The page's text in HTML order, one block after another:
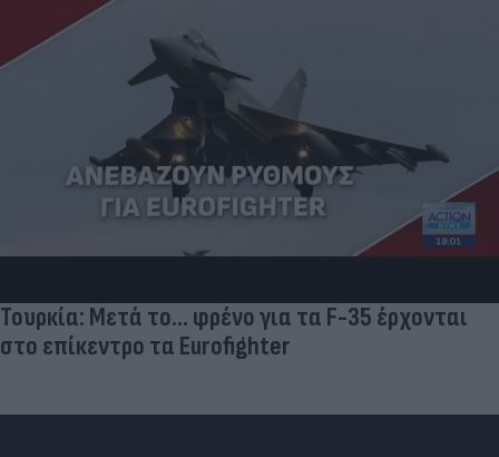
Skin dysmorphia: Όταν η εμμονή με το «τέλειο»
δέρμα αποτελεί πρόβλημα ψυχικής υγείας